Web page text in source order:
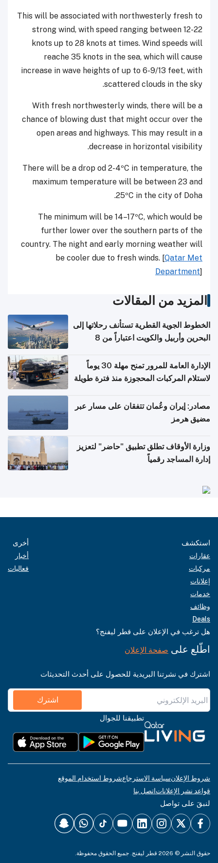
This will be associated with northwesterly fresh to
strong wind, with speed ranging between 12-22
knots up to 28 knots at times. Wind speeds will
reache 35 knots in the sea, which will cause
increase in wave heights of up to 6-9/13 feet, with
scattered clouds in the sky.
With fresh northwesterly winds, there will be a
chance of blowing dust that might occur over the
open areas and highways. This may result in a
decrease in horizontal visibility.
There will be a drop od 2-4ºC in temperature, the
maximum temperature will be between 23 and
25ºC in the city of Doha.
The minimum will be 14–17ºC, which would be
further lower over the southern parts of the
country. The night and early morning weather will
be cooler due to fresh winds. [Qatar Met
Department]
المزيد من المقالات
الخطوط الجوية القطرية تستأنف رحلاتها إلى
البحرين وأربيل والكويت اعتباراً من 8
الإدارة العامة للمرور تمنح مهلة 30 يوماً
لاستلام المركبات المحجوزة منذ فترة طويلة
مصادر: إيران وعُمان تتفقان على مسار عبر
مضيق هرمز
وزارة الأوقاف تطلق تطبيق "حاضر" لتعزيز
إدارة المساجد رقمياً
استكشف
عقارات
مركبات
إعلانات
خدمات
وظائف
Deals
أخرى
أخبار
فعاليات
هل ترغب في الإعلان على قطر ليفنج؟
اطّلع على صفحة الإعلان
اشترك في نشرتنا البريدية للحصول على أحدث التحديثات
اشترك
تطبيقنا للجوال
شروط الإعلانسياسة الاسترجاعشروط استخدام الموقع
قواعد نشر الإعلاناتاتصل بنا
لنبقَ على تواصل
حقوق النشر © 2026 قطر ليفنج. جميع الحقوق محفوظة.